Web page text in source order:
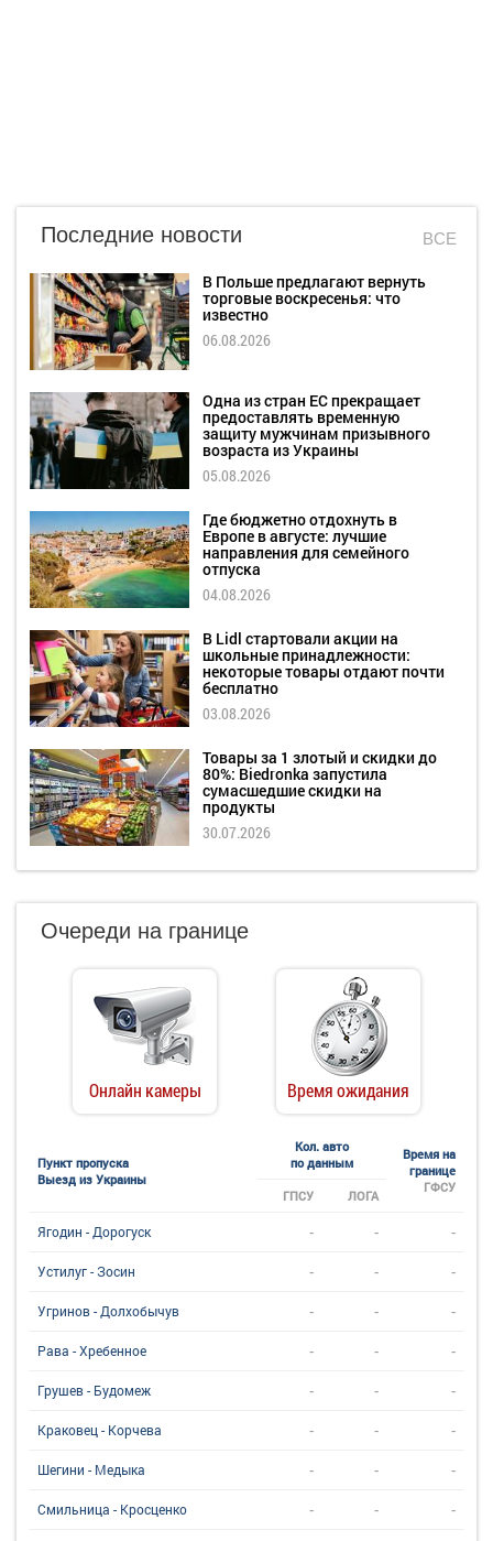
Последние новости ВСЕ
В Польше предлагают вернуть
торговые воскресенья: что
известно
06.08.2026
Одна из стран ЕС прекращает
предоставлять временную
защиту мужчинам призывного
возраста из Украины
05.08.2026
Где бюджетно отдохнуть в
Европе в августе: лучшие
направления для семейного
отпуска
04.08.2026
В Lidl стартовали акции на
школьные принадлежности:
некоторые товары отдают почти
бесплатно
03.08.2026
Товары за 1 злотый и скидки до
80%: Biedronka запустила
сумасшедшие скидки на
продукты
30.07.2026
Очереди на границе
Онлайн камеры Время ожидания
Пункт пропуска
Выезд из Украины
Кол. авто
по данным
Время на
границе
ГФСУ
ГПСУ ЛОГА
Ягодин - Дорогуск - - -
Устилуг - Зосин - - -
Угринов - Долхобычув - - -
Рава - Хребенное - - -
Грушев - Будомеж - - -
Краковец - Корчева - - -
Шегини - Медыка - - -
Смильница - Кросценко - - -